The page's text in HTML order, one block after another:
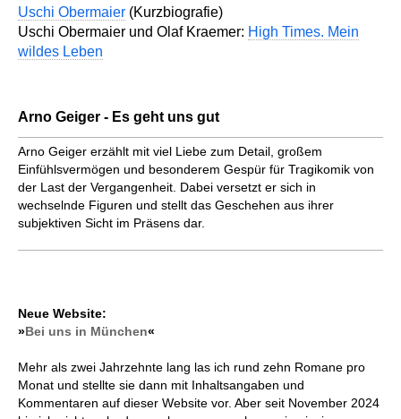
Uschi Obermaier (Kurzbiografie)
Uschi Obermaier und Olaf Kraemer: High Times. Mein
wildes Leben
Arno Geiger - Es geht uns gut
Arno Geiger erzählt mit viel Liebe zum Detail, großem
Einfühlsvermögen und besonderem Gespür für Tragikomik von
der Last der Vergangenheit. Dabei versetzt er sich in
wechselnde Figuren und stellt das Geschehen aus ihrer
subjektiven Sicht im Präsens dar.
Neue Website:
»Bei uns in München«
Mehr als zwei Jahrzehnte lang las ich rund zehn Romane pro
Monat und stellte sie dann mit Inhaltsangaben und
Kommentaren auf dieser Website vor. Aber seit November 2024